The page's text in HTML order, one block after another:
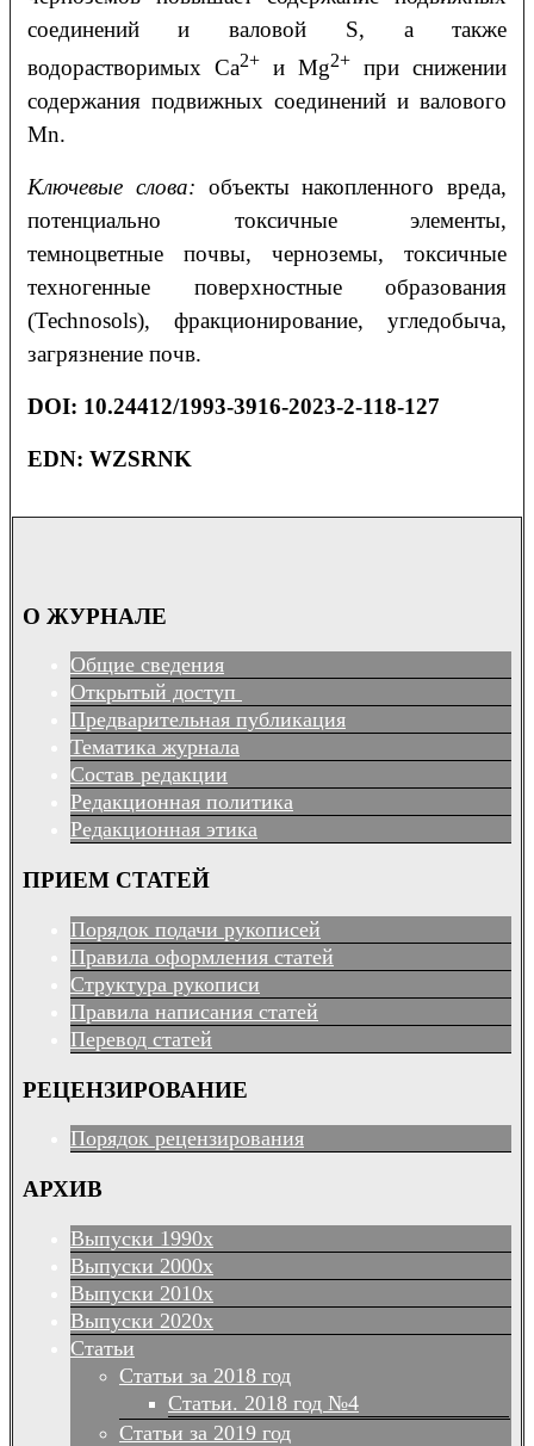
соединений и валовой S, а также
водорастворимых Ca2+и Mg2+
при снижении
содержания подвижных соединений и валового
Mn.
Ключевые слова: объекты накопленного вреда,
потенциально токсичные элементы,
темноцветные почвы, черноземы, токсичные
техногенные поверхностные образования
(Technosols), фракционирование, угледобыча,
загрязнение почв.
DOI: 10.24412/1993-3916-2023-2-118-127
EDN: WZSRNK
О ЖУРНАЛЕ
Общие сведения
Открытый доступ
Предварительная публикация
Тематика журнала
Состав редакции
Редакционная политика
Редакционная этика
ПРИЕМ СТАТЕЙ
Порядок подачи рукописей
Правила оформления статей
Структура рукописи
Правила написания статей
Перевод статей
РЕЦЕНЗИРОВАНИЕ
Порядок рецензирования
АРХИВ
Выпуски 1990х
Выпуски 2000х
Выпуски 2010х
Выпуски 2020х
Статьи
Статьи за 2018 год
Статьи. 2018 год №4
Статьи за 2019 год